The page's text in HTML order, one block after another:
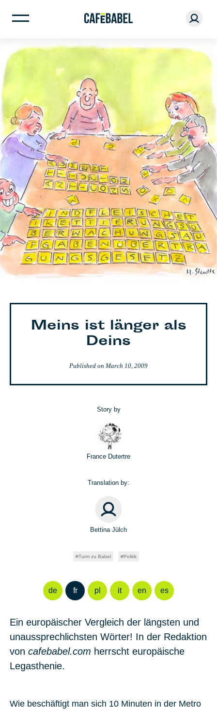
Meins ist länger als
Deins
Published on March 10, 2009
Story by
France Dutertre
Translation by:
Bettina Jülch
Turm zu Babel Politik
de fr pl it en es
Ein europäischer Vergleich der längsten und
unaussprechlichsten Wörter! In der Redaktion
von cafebabel.com herrscht europäische
Legasthenie.
Wie beschäftigt man sich 10 Minuten in der Metro